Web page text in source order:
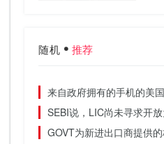
随机 推荐
来自政府拥有的手机的美
SEBI说，LIC尚未寻求开
GOVT为新进出口商提供